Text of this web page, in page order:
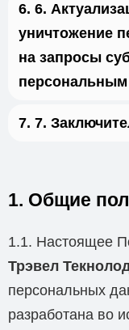
6.
уничтожение
на запросы
7.
1. Общие
1.1. Настоящее
Трэвел
персональных
разработана во